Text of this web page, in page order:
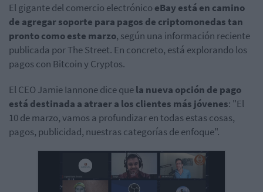
El gigante del comercio electrónico eBay está en camino
de agregar soporte para pagos de criptomonedas tan
pronto como este marzo, según una información reciente
publicada por The Street. En concreto, está explorando los
pagos con Bitcoin y Cryptos.
El CEO Jamie Iannone dice quela nueva opción de pago
está destinada a atraer a los clientes más jóvenes: "El
10 de marzo, vamos a profundizar en todas estas cosas,
pagos, publicidad, nuestras categorías de enfoque".